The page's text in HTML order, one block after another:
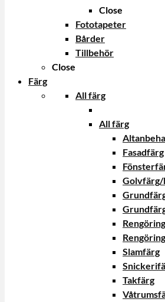
Close
Fototapeter
Bårder
Tillbehör
Close
Färg
All färg
All färg
Fasadfärg
Golvfärg/
Slamfärg
Takfärg